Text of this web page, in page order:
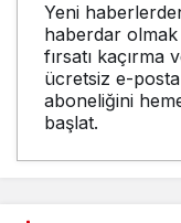
Yeni
haberdar
fırsatı kaçırma
ücretsiz e-posta
aboneliğini
başlat.